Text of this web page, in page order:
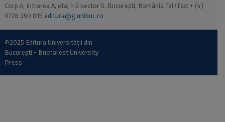
Corp A, Intrarea A, etaj 1-2 sector 5, București, România Tel/Fax: + (4)
0726 390 815 editura@g.unibuc.ro
©2025 Editura Universității din
București - Bucharest University
Press